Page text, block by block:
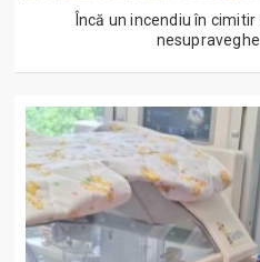
Încă un incendiu în